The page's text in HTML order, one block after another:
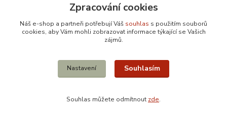
obchod@zuzishop.cz
Zpracování cookies
Náš e-shop a partneři potřebují Váš souhlas s použitím souborů
cookies, aby Vám mohli zobrazovat informace týkající se Vašich
zájmů.
Nastavení Souhlasím
Souhlas můžete odmítnout zde.